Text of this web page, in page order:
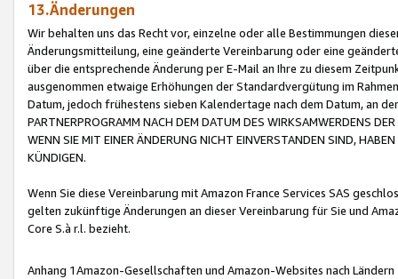
13.Änderungen
Wir behalten uns das Recht vor, einzelne oder alle Bestimmungen
Änderungsmitteilung, eine geänderte Vereinbarung oder eine
über die entsprechende Änderung per E-Mail an Ihre zu diesem
ausgenommen etwaige Erhöhungen der Standardvergütung im
Datum, jedoch frühestens sieben Kalendertage nach dem Datum, an
PARTNERPROGRAMM NACH DEM DATUM DES WIRKSAMWERDENS
WENN SIE MIT EINER ÄNDERUNG NICHT EINVERSTANDEN SIND,
KÜNDIGEN.
Wenn Sie diese Vereinbarung mit Amazon France Services SAS
gelten zukünftige Änderungen an dieser Vereinbarung für Sie und
Core S.à r.l. bezieht.
Anhang 1Amazon-Gesellschaften und Amazon-Websites nach Ländern